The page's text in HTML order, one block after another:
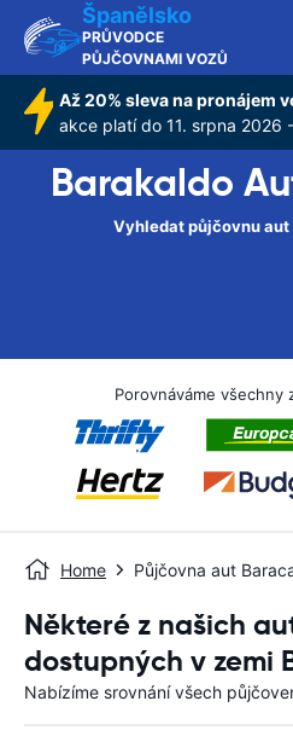
Španělsko
PRŮVODCE
PŮJČOVNAMI VOZŮ
Až 20% sleva na pronájem
akce platí do 11. srpna 2026
Barakaldo
Vyhledat půjčovnu aut
Porovnáváme všechny
Home Půjčovna aut
Některé z našich
dostupných v zemi
Nabízíme srovnání všech